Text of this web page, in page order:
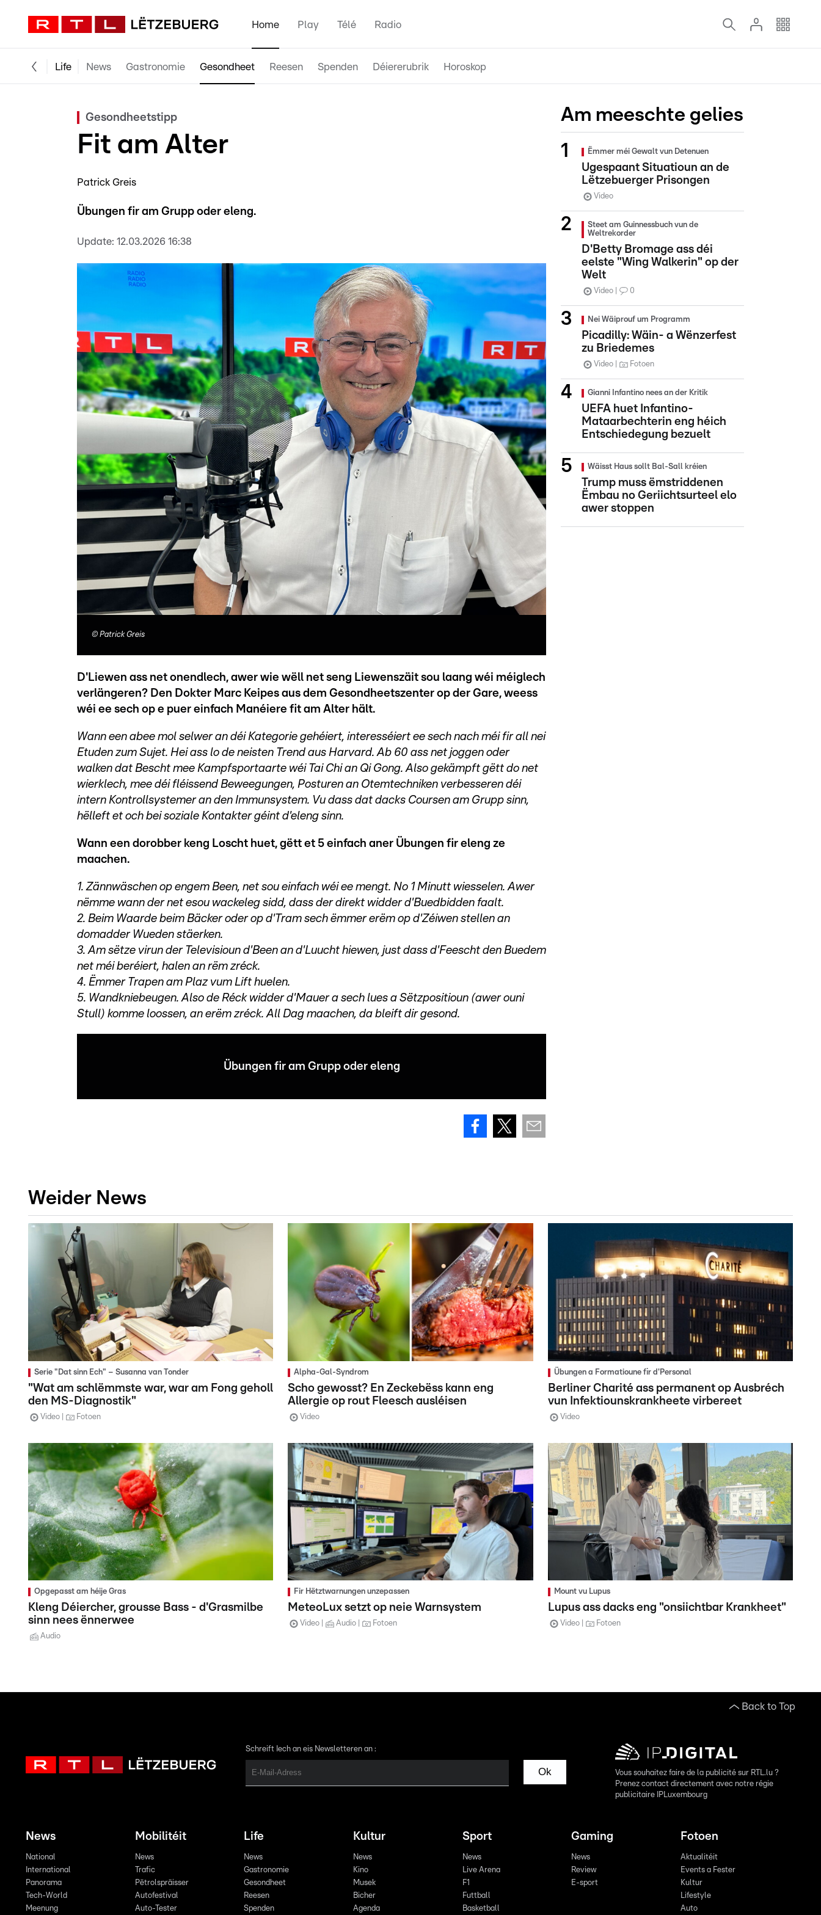
Home Play Télé Radio
Life News Gastronomie Gesondheet Reesen Spenden Déiererubrik Horoskop
Gesondheetstipp
Fit am Alter
Patrick Greis
Übungen fir am Grupp oder eleng.
Update: 12.03.2026 16:38
© Patrick Greis
D'Liewen ass net onendlech, awer wie wëll net seng Liewenszäit sou laang wéi méiglech
verlängeren? Den Dokter Marc Keipes aus dem Gesondheetszenter op der Gare, weess
wéi ee sech op e puer einfach Manéiere fit am Alter hält.
Wann een abee mol selwer an déi Kategorie gehéiert, interesséiert ee sech nach méi fir all nei
Etuden zum Sujet. Hei ass lo de neisten Trend aus Harvard. Ab 60 ass net joggen oder
walken dat Bescht mee Kampfsportaarte wéi Tai Chi an Qi Gong. Also gekämpft gëtt do net
wierklech, mee déi fléissend Beweegungen, Posturen an Otemtechniken verbesseren déi
intern Kontrollsystemer an den Immunsystem. Vu dass dat dacks Coursen am Grupp sinn,
hëlleft et och bei soziale Kontakter géint d'eleng sinn.
Wann een dorobber keng Loscht huet, gëtt et 5 einfach aner Übungen fir eleng ze
maachen.
1. Zännwäschen op engem Been, net sou einfach wéi ee mengt. No 1 Minutt wiesselen. Awer
nëmme wann der net esou wackeleg sidd, dass der direkt widder d'Buedbidden faalt.
2. Beim Waarde beim Bäcker oder op d'Tram sech ëmmer erëm op d'Zéiwen stellen an
domadder Wueden stäerken.
3. Am sëtze virun der Televisioun d'Been an d'Luucht hiewen, just dass d'Feescht den Buedem
net méi beréiert, halen an rëm zréck.
4. Ëmmer Trapen am Plaz vum Lift huelen.
5. Wandkniebeugen. Also de Réck widder d'Mauer a sech lues a Sëtzpositioun (awer ouni
Stull) komme loossen, an erëm zréck. All Dag maachen, da bleift dir gesond.
Übungen fir am Grupp oder eleng
Am meeschte gelies
Ëmmer méi Gewalt vun Detenuen
Ugespaant Situatioun an de
Lëtzebuerger Prisongen
Video
Steet am Guinnessbuch vun de
Weltrekorder
D'Betty Bromage ass déi
eelste "Wing Walkerin" op der
Welt
Video 0
Nei Wäiprouf um Programm
Picadilly: Wäin- a Wënzerfest
zu Briedemes
Video Fotoen
Gianni Infantino nees an der Kritik
UEFA huet Infantino-
Mataarbechterin eng héich
Entschiedegung bezuelt
Wäisst Haus sollt Bal-Sall kréien
Trump muss ëmstriddenen
Ëmbau no Geriichtsurteel elo
awer stoppen
Weider News
Serie "Dat sinn Ech" – Susanna van Tonder
"Wat am schlëmmste war, war am Fong geholl
den MS-Diagnostik"
Video Fotoen
Alpha-Gal-Syndrom
Scho gewosst? En Zeckebëss kann eng
Allergie op rout Fleesch ausléisen
Video
Übungen a Formatioune fir d'Personal
Berliner Charité ass permanent op Ausbréch
vun Infektiounskrankheete virbereet
Video
Opgepasst am héije Gras
Kleng Déiercher, grousse Bass - d'Grasmilbe
sinn nees ënnerwee
Audio
Fir Hëtztwarnungen unzepassen
MeteoLux setzt op neie Warnsystem
Video Audio Fotoen
Mount vu Lupus
Lupus ass dacks eng "onsiichtbar Krankheet"
Video Fotoen
Back to Top
Schreift Iech an eis Newsletteren an :
Ok
Vous souhaitez faire de la publicité sur RTL.lu ?
Prenez contact directement avec notre régie
publicitaire IPLuxembourg
News
National
International
Panorama
Tech-World
Meenung
Mobilitéit
News
Trafic
Pëtrolspräisser
Autofestival
Auto-Tester
Life
News
Gastronomie
Gesondheet
Reesen
Spenden
Kultur
News
Kino
Musek
Bicher
Agenda
Sport
News
Live Arena
F1
Futtball
Basketball
Gaming
News
Review
E-sport
Fotoen
Aktualitéit
Events a Fester
Kultur
Lifestyle
Auto